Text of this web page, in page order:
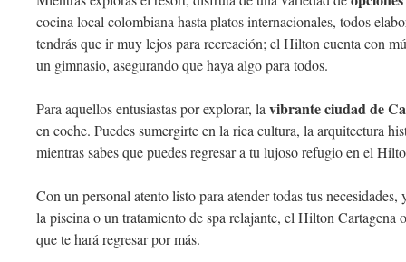
cocina local colombiana hasta platos internacionales, todos
tendrás que ir muy lejos para recreación; el Hilton cuenta con
un gimnasio, asegurando que haya algo para todos.
Para aquellos entusiastas por explorar, la vibrante ciudad de
en coche. Puedes sumergirte en la rica cultura, la arquitectura
mientras sabes que puedes regresar a tu lujoso refugio en el
Con un personal atento listo para atender todas tus
la piscina o un tratamiento de spa relajante, el Hilton Cartagena
que te hará regresar por más.